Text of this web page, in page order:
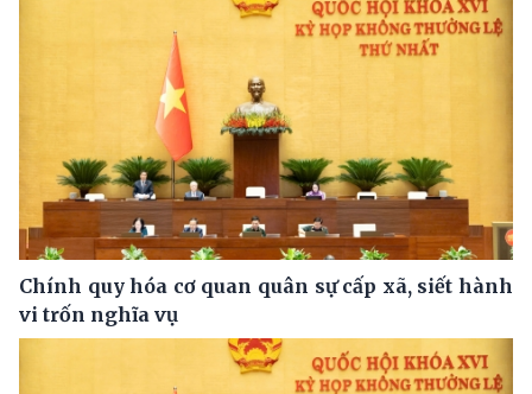
Chính quy hóa cơ quan quân sự cấp xã, siết hành
vi trốn nghĩa vụ